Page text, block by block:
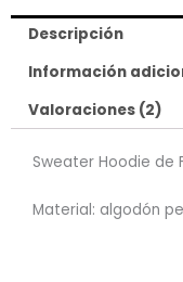
Descripción
Información
Valoraciones (2)
Sweater Hoodie de
Material: algodón